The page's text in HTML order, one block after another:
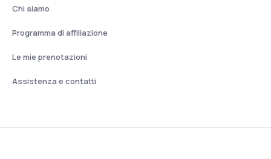
Chi siamo
Programma di affiliazione
Le mie prenotazioni
Assistenza e contatti